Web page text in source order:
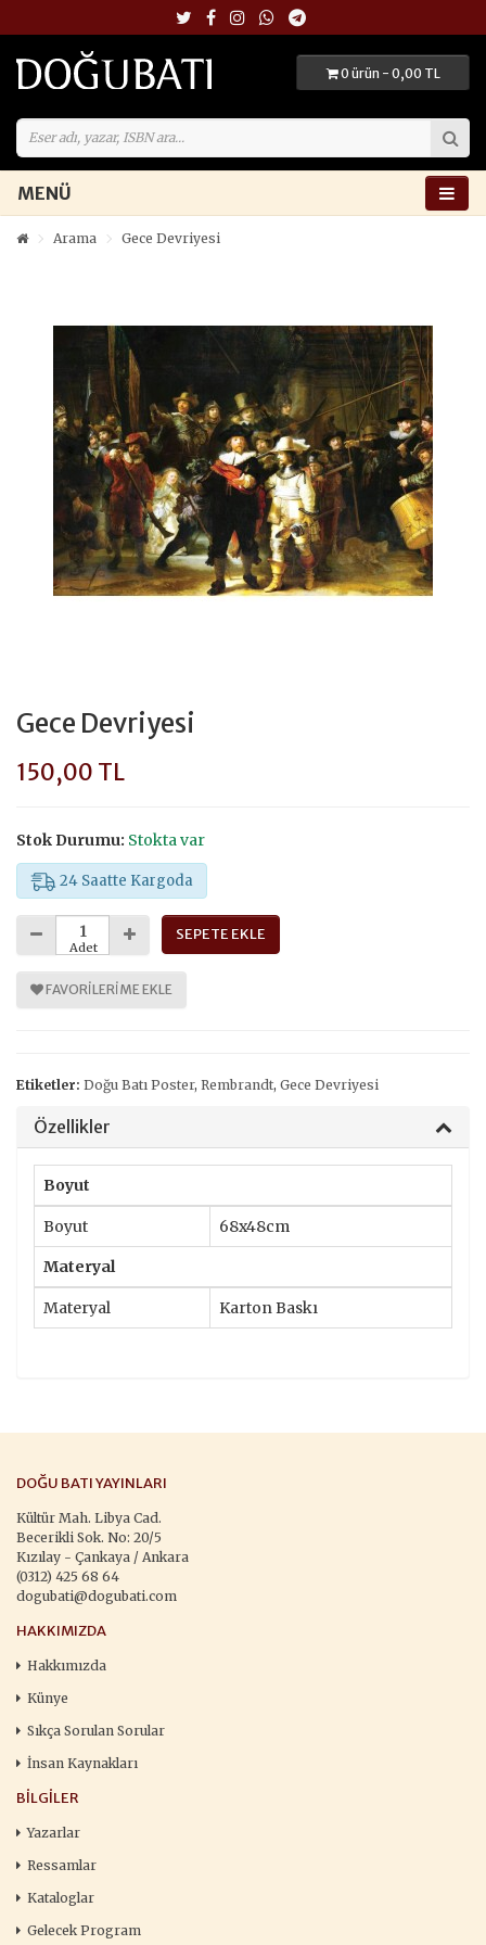
0 ürün - 0,00 TL
MENÜ
Arama Gece Devriyesi
Gece Devriyesi
150,00 TL
Stok Durumu: Stokta var
24 Saatte Kargoda
Adet
SEPETE EKLE
FAVORILERIME EKLE
Etiketler: Doğu Batı Poster, Rembrandt, Gece Devriyesi
Özellikler
Boyut
Boyut 68x48cm
Materyal
Materyal Karton Baskı
DOĞU BATI YAYINLARI
Kültür Mah. Libya Cad.
Becerikli Sok. No: 20/5
Kızılay - Çankaya / Ankara
(0312) 425 68 64
dogubati@dogubati.com
HAKKIMIZDA
Hakkımızda
Künye
Sıkça Sorulan Sorular
İnsan Kaynakları
BILGILER
Yazarlar
Ressamlar
Kataloglar
Gelecek Program